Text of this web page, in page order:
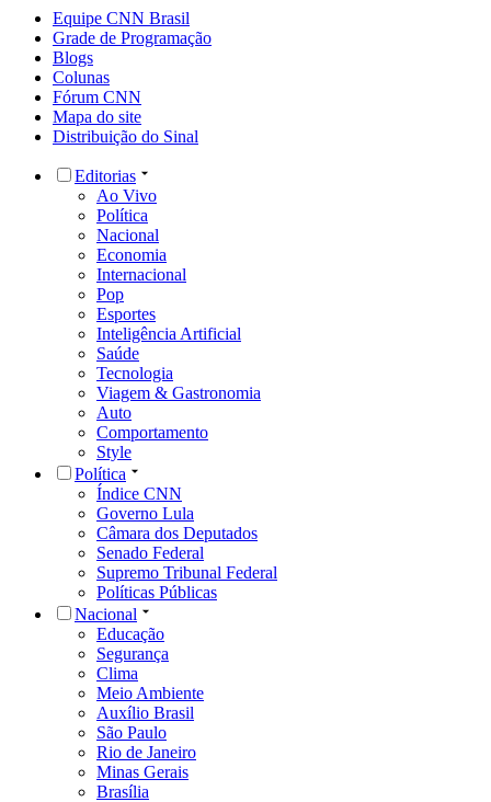
Equipe CNN Brasil
Grade de Programação
Blogs
Colunas
Fórum CNN
Mapa do site
Distribuição do Sinal
Editorias
Ao Vivo
Política
Nacional
Economia
Internacional
Pop
Esportes
Inteligência Artificial
Saúde
Tecnologia
Viagem & Gastronomia
Auto
Comportamento
Style
Política
Índice CNN
Governo Lula
Câmara dos Deputados
Senado Federal
Supremo Tribunal Federal
Políticas Públicas
Nacional
Educação
Segurança
Clima
Meio Ambiente
Auxílio Brasil
São Paulo
Rio de Janeiro
Minas Gerais
Brasília